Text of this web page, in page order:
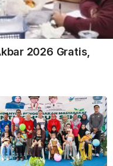
2026 Gratis,